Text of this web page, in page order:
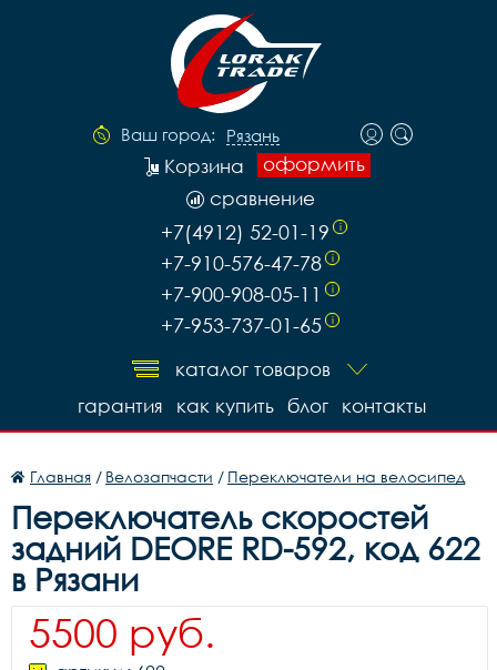
Ваш город: Рязань
оформить
Корзина
сравнение
+7(4912) 52-01-19 i
+7-910-576-47-78 i
+7-900-908-05-11 i
+7-953-737-01-65 i
каталог товаров
контакты
блог
как купить
гарантия
Главная / Велозапчасти / Переключатели на велосипед
Переключатель скоростей
задний DEORE RD-592, код 622
в Рязани
5500 руб.